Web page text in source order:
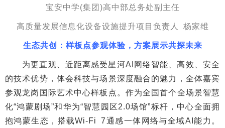
宝安中学(集团)高中部总务处副主任
高质量发展信息化设备设施提升项目负责人 杨家维
生态共创：样板点参观体验，方案展示共探未来
为更直观、近距离感受星河AI网络智能、高效、安全
的技术优势，体会科技与场景深度融合的魅力，全体嘉宾
参观龙岗国际艺术中心样板点。作为全国首个全场景智慧
化“鸿蒙剧场”和华为“智慧园区2.0场馆”标杆，中心全面拥
抱鸿蒙生态，搭载Wi-Fi 7通感一体网络与全域AI能力。